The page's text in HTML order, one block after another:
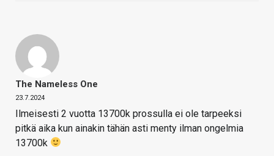
The Nameless One
23.7.2024
Ilmeisesti 2 vuotta 13700k prossulla ei ole tarpeeksi
pitkä aika kun ainakin tähän asti menty ilman ongelmia
13700k